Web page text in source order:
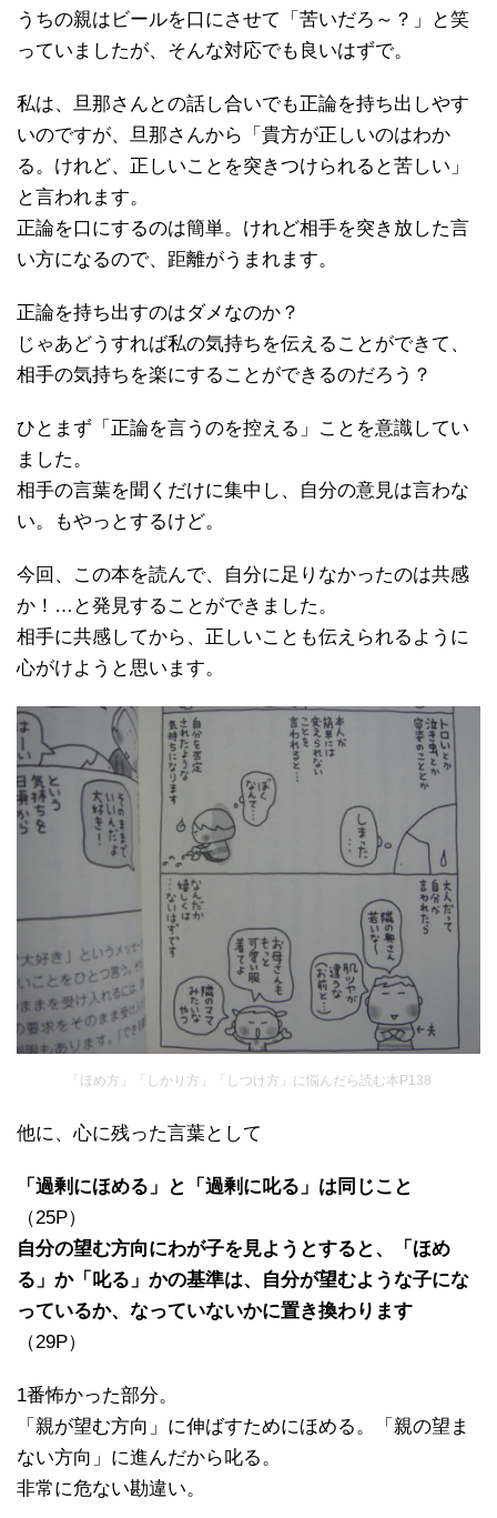
うちの親はビールを口にさせて「苦いだろ～？」と笑
っていましたが、そんな対応でも良いはずで。
私は、旦那さんとの話し合いでも正論を持ち出しやす
いのですが、旦那さんから「貴方が正しいのはわか
る。けれど、正しいことを突きつけられると苦しい」
と言われます。
正論を口にするのは簡単。けれど相手を突き放した言
い方になるので、距離がうまれます。
正論を持ち出すのはダメなのか？
じゃあどうすれば私の気持ちを伝えることができて、
相手の気持ちを楽にすることができるのだろう？
ひとまず「正論を言うのを控える」ことを意識してい
ました。
相手の言葉を聞くだけに集中し、自分の意見は言わな
い。もやっとするけど。
今回、この本を読んで、自分に足りなかったのは共感
か！…と発見することができました。
相手に共感してから、正しいことも伝えられるように
心がけようと思います。
「ほめ方」「しかり方」「しつけ方」に悩んだら読む本P138
他に、心に残った言葉として
「過剰にほめる」と「過剰に叱る」は同じこと
（25P）
自分の望む方向にわが子を見ようとすると、「ほめ
る」か「叱る」かの基準は、自分が望むような子にな
っているか、なっていないかに置き換わります
（29P）
1番怖かった部分。
「親が望む方向」に伸ばすためにほめる。「親の望ま
ない方向」に進んだから叱る。
非常に危ない勘違い。